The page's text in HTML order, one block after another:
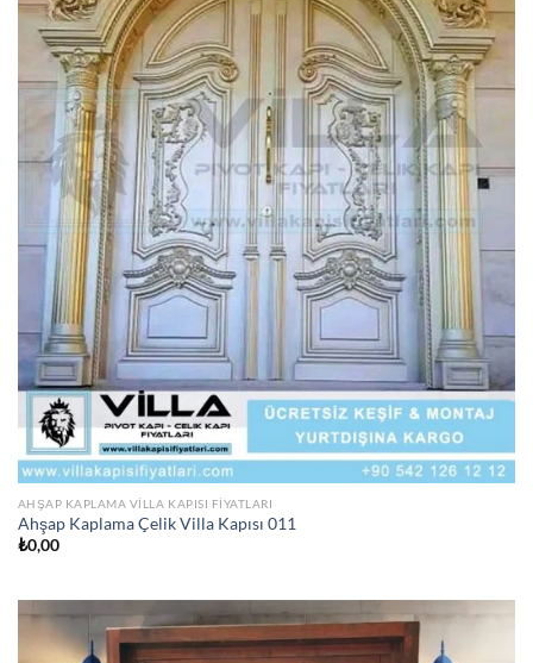
AHŞAP KAPLAMA VILLA KAPISI FIYATLARI
Ahşap Kaplama Çelik Villa Kapısı 011
₺0,00